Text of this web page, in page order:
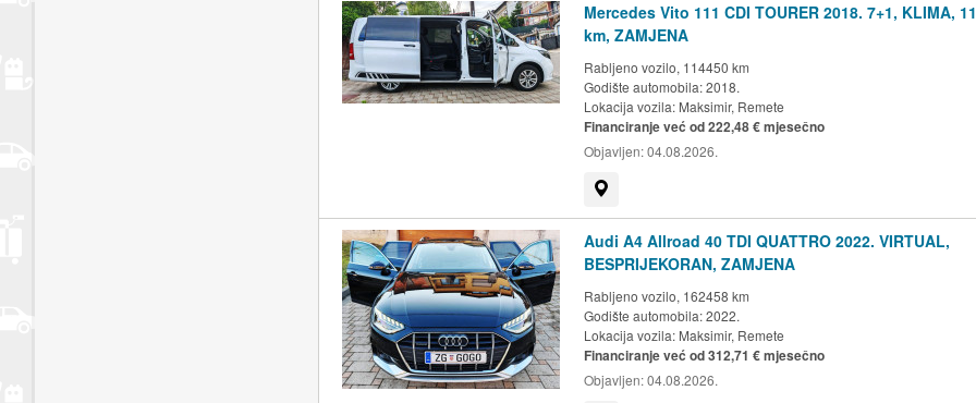
Mercedes Vito 111 CDI TOURER 2018. 7+1, KLIMA,
km, ZAMJENA
Rabljeno vozilo, 114450 km
Godište automobila: 2018.
Lokacija vozila: Maksimir, Remete
Financiranje već od 222,48 € mjesečno
Objavljen:04.08.2026.
Audi A4 Allroad 40 TDI QUATTRO 2022. VIRTUAL,
BESPRIJEKORAN, ZAMJENA
Rabljeno vozilo, 162458 km
Godište automobila: 2022.
Lokacija vozila: Maksimir, Remete
Financiranje već od 312,71 € mjesečno
Objavljen:04.08.2026.